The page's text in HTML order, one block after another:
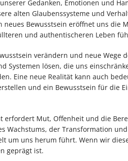
Gedanken, Emotionen und
alten Glaubenssysteme und
Bewusstsein eröffnet uns die
und authentischeren Leben
verändern und neue Wege
Systemen lösen, die uns
Eine neue Realität kann auch
und ein Bewusstsein für die
erfordert Mut, Offenheit und die
Wachstums, der Transformation
um uns herum führt. Wenn wir
geprägt ist.